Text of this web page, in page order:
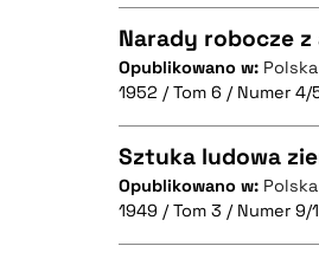
BIBTEX
CZYSTY
BIBTEX
Narady robocze
Opublikowano w:
1952 / Tom 6 / Numer
CZYSTY
Sztuka ludowa
Opublikowano w:
1949 / Tom 3 / Numer